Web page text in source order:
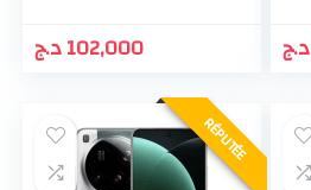
102,000د.ج د.ج
RÉPUTÉE